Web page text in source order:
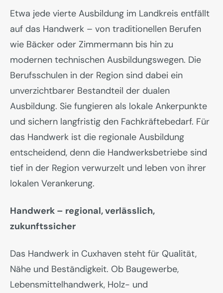
Etwa jede vierte Ausbildung im Landkreis entfällt
auf das Handwerk – von traditionellen Berufen
wie Bäcker oder Zimmermann bis hin zu
modernen technischen Ausbildungswegen. Die
Berufsschulen in der Region sind dabei ein
unverzichtbarer Bestandteil der dualen
Ausbildung. Sie fungieren als lokale Ankerpunkte
und sichern langfristig den Fachkräftebedarf. Für
das Handwerk ist die regionale Ausbildung
entscheidend, denn die Handwerksbetriebe sind
tief in der Region verwurzelt und leben von ihrer
lokalen Verankerung.
Handwerk – regional, verlässlich,
zukunftssicher
Das Handwerk in Cuxhaven steht für Qualität,
Nähe und Beständigkeit. Ob Baugewerbe,
Lebensmittelhandwerk, Holz- und